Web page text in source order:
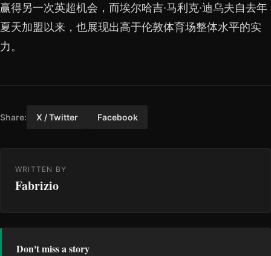
赢得另一次英超机会，而埃尔哈吉·马利克·迪乌夫自去年
夏天加盟以来，也展现出高于伦敦体育场整体水平的实
力。
Share: X / Twitter Facebook
WRITTEN BY
Fabrizio
Don't miss a story